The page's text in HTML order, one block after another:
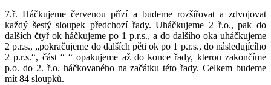
7.ř. Háčkujeme červenou přízí a budeme rozšiřovat a zdvojovat
každý šestý sloupek předchozí řady. Uháčkujeme 2 ř.o., pak do
dalších čtyř ok háčkujeme po 1 p.r.s., a do dalšího oka uháčkujeme
2 p.r.s., „pokračujeme do dalších pěti ok po 1 p.r.s., do následujícího
2 p.r.s.“, část “ “ opakujeme až do konce řady, kterou zakončíme
p.o. do 2. ř.o. háčkovaného na začátku této řady. Celkem budeme
mít 84 sloupků.